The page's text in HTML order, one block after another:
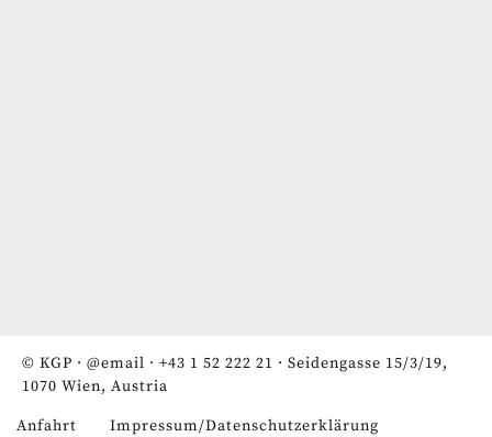
© KGP · @email · +43 1 52 222 21 · Seidengasse 15/3/19,
1070 Wien, Austria
Anfahrt Impressum/Datenschutzerklärung